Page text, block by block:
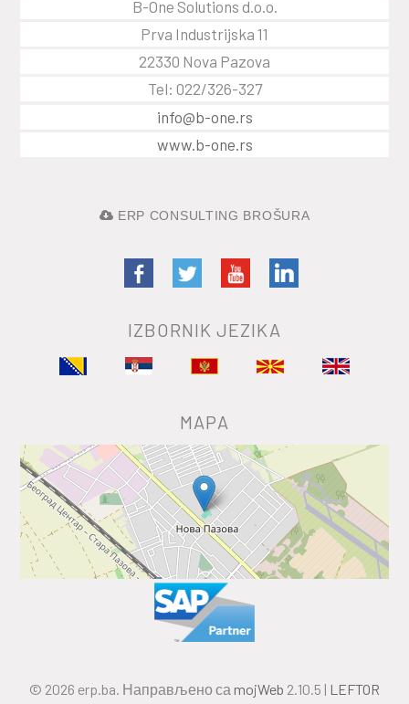
B-One Solutions d.o.o.
Prva Industrijska 11
22330 Nova Pazova
Tel: 022/326-327
info@b-one.rs
www.b-one.rs
ERP CONSULTING BROŠURA
IZBORNIK JEZIKA
MAPA
© 2026 erp.ba. Направљено са mojWeb 2.10.5 | LEFTOR